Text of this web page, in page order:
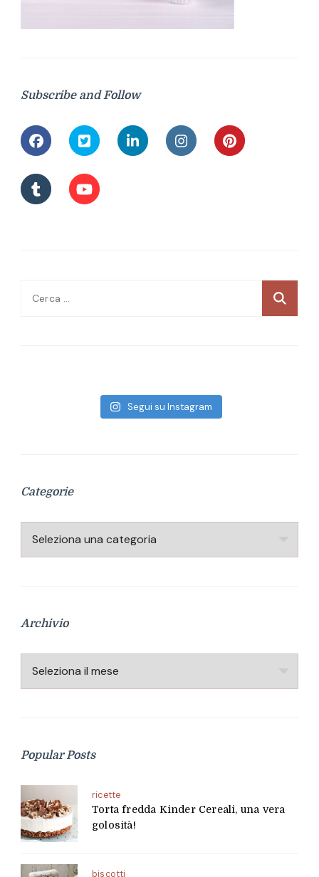
Subscribe and Follow
Ricerca
Segui su Instagram
Categorie
Categorie
Archivio
Archivio
Popular Posts
ricette
Torta fredda Kinder Cereali, una vera
golosità!
biscotti